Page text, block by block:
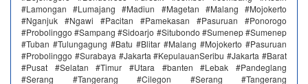
#Lamongan #Lumajang #Madiun #Magetan #Malang #Mojokerto
#Nganjuk #Ngawi #Pacitan #Pamekasan #Pasuruan #Ponorogo
#Probolinggo #Sampang #Sidoarjo #Situbondo #Sumenep #Sumenep
#Tuban #Tulungagung #Batu #Blitar #Malang #Mojokerto #Pasuruan
#Probolinggo #Surabaya #Jakarta #KepulauanSeribu #Jakarta #Barat
#Pusat #Selatan #Timur #Utara #banten #Lebak #Pandeglang
#Serang #Tangerang #Cilegon #Serang #Tangerang